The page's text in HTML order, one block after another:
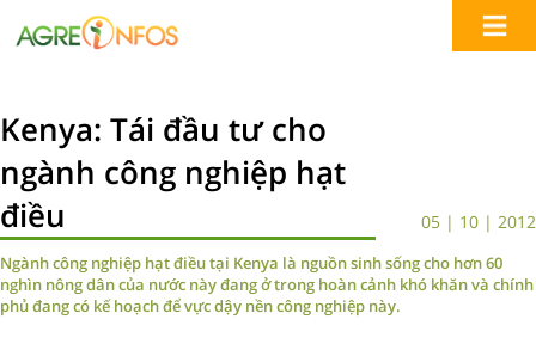
Kenya: Tái đầu tư cho
ngành công nghiệp hạt
điều
05 | 10 | 2012
Ngành công nghiệp hạt điều tại Kenya là nguồn sinh sống cho hơn 60
nghìn nông dân của nước này đang ở trong hoàn cảnh khó khăn và chính
phủ đang có kế hoạch để vực dậy nền công nghiệp này.